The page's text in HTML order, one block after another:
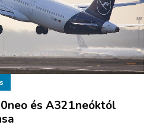
és A321neóktól